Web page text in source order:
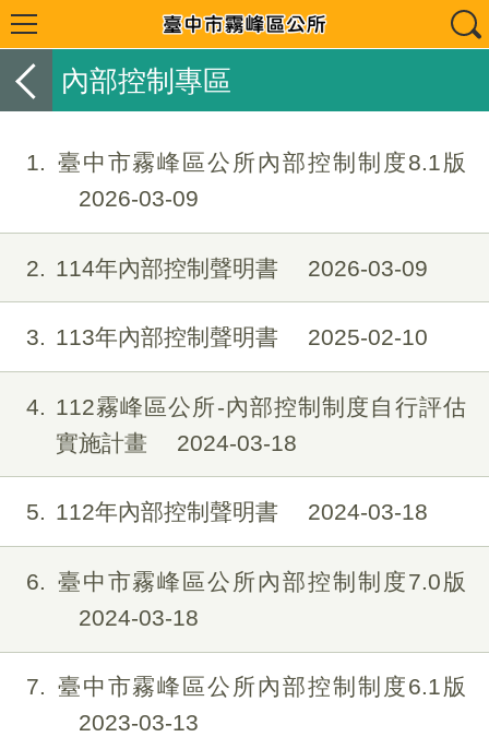
內部控制專區
1
臺中市霧峰區公所內部控制制度8.1版
2026-03-09
2 114年內部控制聲明書 2026-03-09
3 113年內部控制聲明書 2025-02-10
4
112霧峰區公所-內部控制制度自行評估
實施計畫
2024-03-18
5 112年內部控制聲明書 2024-03-18
6
臺中市霧峰區公所內部控制制度7.0版
2024-03-18
7
臺中市霧峰區公所內部控制制度6.1版
2023-03-13